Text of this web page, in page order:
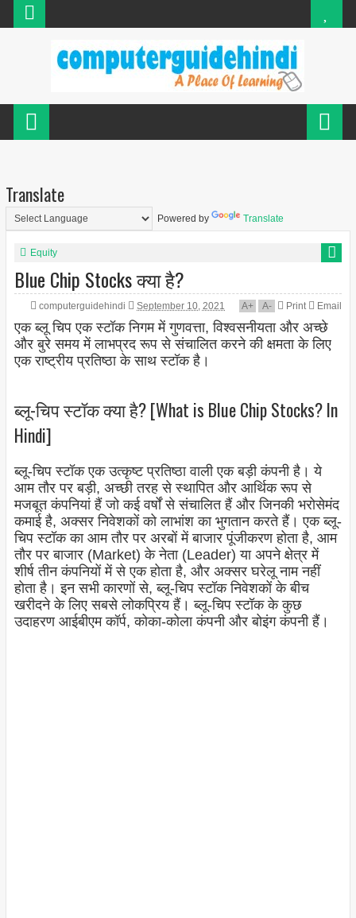
Translate
Powered by Translate
Equity
Blue Chip Stocks क्या है?
computerguidehindi September 10, 2021 A+ A- Print Email
एक ब्लू चिप एक स्टॉक निगम में गुणवत्ता, विश्वसनीयता और अच्छे
और बुरे समय में लाभप्रद रूप से संचालित करने की क्षमता के लिए
एक राष्ट्रीय प्रतिष्ठा के साथ स्टॉक है।
ब्लू-चिप स्टॉक क्या है? [What is Blue Chip Stocks? In
Hindi]
ब्लू-चिप स्टॉक एक उत्कृष्ट प्रतिष्ठा वाली एक बड़ी कंपनी है। ये
आम तौर पर बड़ी, अच्छी तरह से स्थापित और आर्थिक रूप से
मजबूत कंपनियां हैं जो कई वर्षों से संचालित हैं और जिनकी भरोसेमंद
कमाई है, अक्सर निवेशकों को लाभांश का भुगतान करते हैं। एक ब्लू-
चिप स्टॉक का आम तौर पर अरबों में बाजार पूंजीकरण होता है, आम
तौर पर बाजार (Market) के नेता (Leader) या अपने क्षेत्र में
शीर्ष तीन कंपनियों में से एक होता है, और अक्सर घरेलू नाम नहीं
होता है। इन सभी कारणों से, ब्लू-चिप स्टॉक निवेशकों के बीच
खरीदने के लिए सबसे लोकप्रिय हैं। ब्लू-चिप स्टॉक के कुछ
उदाहरण आईबीएम कॉर्प, कोका-कोला कंपनी और बोइंग कंपनी हैं।